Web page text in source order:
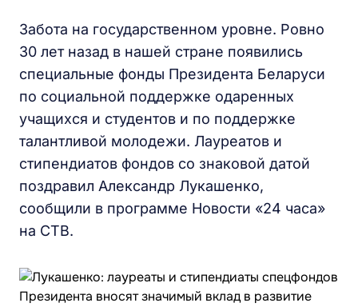
Забота на государственном уровне. Ровно
30 лет назад в нашей стране появились
специальные фонды Президента Беларуси
по социальной поддержке одаренных
учащихся и студентов и по поддержке
талантливой молодежи. Лауреатов и
стипендиатов фондов со знаковой датой
поздравил Александр Лукашенко,
сообщили в программе Новости «24 часа»
на СТВ.